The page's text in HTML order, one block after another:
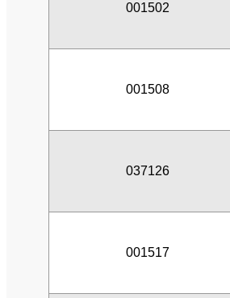
001502
001508
037126
001517